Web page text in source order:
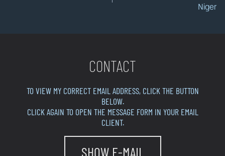
Niger
CONTACT
TO VIEW MY CORRECT EMAIL ADDRESS, CLICK THE BUTTON
BELOW.
CLICK AGAIN TO OPEN THE MESSAGE FORM IN YOUR EMAIL
CLIENT.
SHOW E-MAIL